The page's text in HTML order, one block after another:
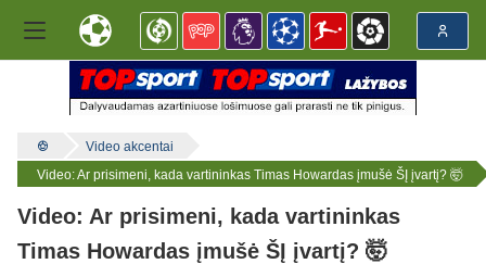
Video akcentai
Video: Ar prisimeni, kada vartininkas Timas Howardas įmušė ŠĮ įvartį? 🤯
Video: Ar prisimeni, kada vartininkas
Timas Howardas įmušė ŠĮ įvartį? 🤯